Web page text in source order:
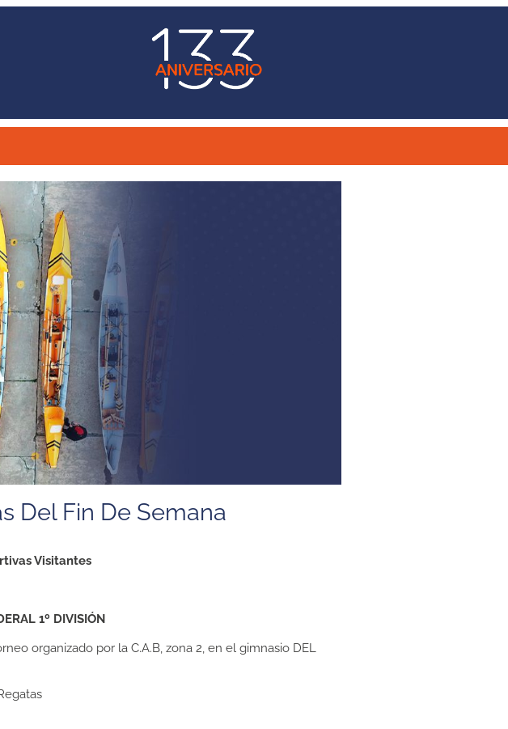
Del Fin De Semana
Visitantes
1º DIVISIÓN
organizado por la C.A.B, zona 2, en el gimnasio DEL